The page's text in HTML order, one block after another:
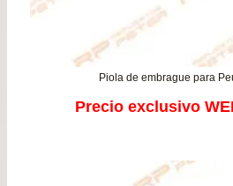
Piola de embrague para
Precio exclusivo